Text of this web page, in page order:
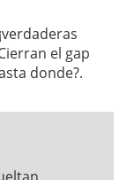
el gap
donde?.